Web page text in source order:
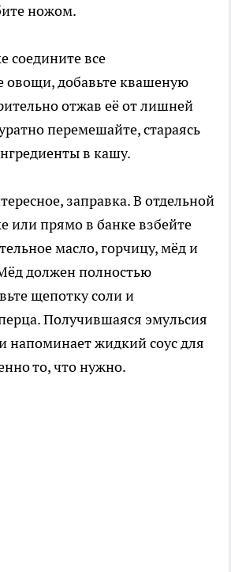
ножом.
соедините все
овощи, добавьте квашеную
отжав её от лишней
перемешайте, стараясь
в кашу.
заправка. В отдельной
или прямо в банке взбейте
масло, горчицу, мёд и
должен полностью
щепотку соли и
Получившаяся эмульсия
напоминает жидкий соус для
то, что нужно.